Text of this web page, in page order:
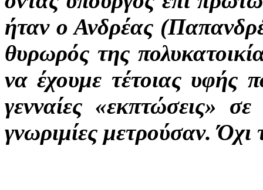
ήταν ο Ανδρέας
θυρωρός της
να έχουμε τέτοιας υφής
γενναίες «εκπτώσεις»
γνωριμίες μετρούσαν.